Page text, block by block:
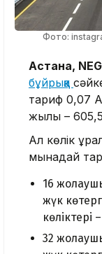
Фото:
Астана,
бұйрыққа
тариф 0,07
жылы – 605,5
Ал көлік
мынадай
16
жүк
көліктері
32